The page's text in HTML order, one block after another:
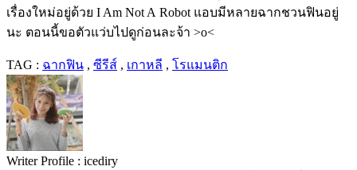
เรื่องใหม่อยู่ด้วย I Am Not A Robot แอบมีหลายฉากชวนฟินอยู่
นะ ตอนนี้ขอตัวแว่บไปดูก่อนละจ้า >o<
TAG : ฉากฟิน , ซีรีส์ , เกาหลี , โรแมนติก
Writer Profile : icediry